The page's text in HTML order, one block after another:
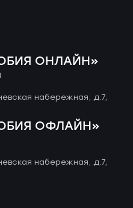
ОНЛАЙН»
набережная, д.7,
ОФЛАЙН»
набережная, д.7,